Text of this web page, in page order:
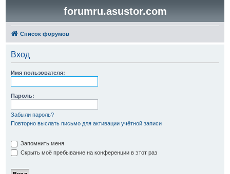
forumru.asustor.com
Список форумов
Вход
Имя пользователя:
Пароль:
Забыли пароль?
Повторно выслать письмо для активации учётной записи
Запомнить меня
Скрыть моё пребывание на конференции в этот раз